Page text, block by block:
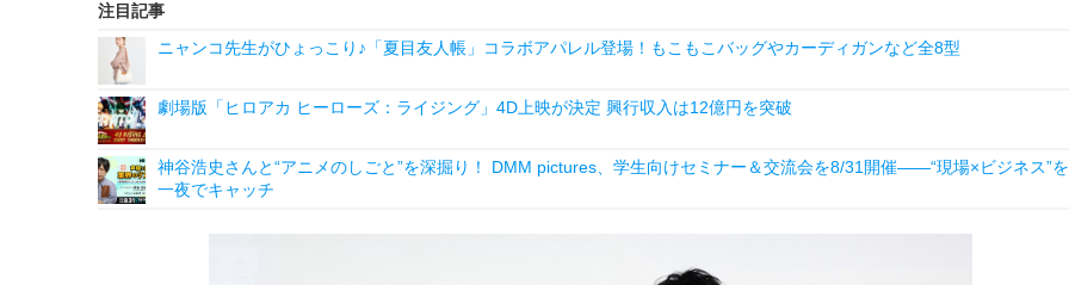
注目記事
ニャンコ先生がひょっこり♪「夏目友人帳」コラボアパレル登場！もこもこバッグやカーディガンなど全8型
劇場版「ヒロアカ ヒーローズ：ライジング」4D上映が決定 興行収入は12億円を突破
神谷浩史さんと“アニメのしごと”を深掘り！ DMM pictures、学生向けセミナー＆交流会を8/31開催――“現場×ビジネス”を
一夜でキャッチ